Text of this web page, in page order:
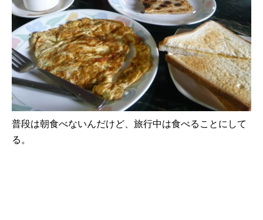
普段は朝食べないんだけど、旅行中は食べることにして
る。